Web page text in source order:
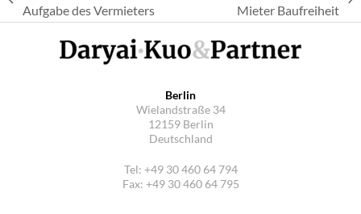
vorheriger
Aufgabe des Vermieters
NächsterMieter Baufreiheit
Berlin
Wielandstraße 34
12159 Berlin
Deutschland
Tel: +49 30 460 64 794
Fax: +49 30 460 64 795